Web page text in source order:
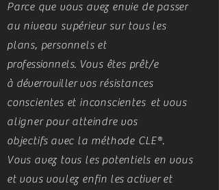
Parce que vous avez envie de passer
au niveau supérieur sur tous les
plans, personnels et
professionnels. Vous êtes prêt/e
à déverrouillervos résistances
conscientes et inconscientes et vous
aligner pour atteindre vos
objectifs avec la méthode CLE®.
Vous avez tous les potentiels en vous
et vous voulez enfin les activer et